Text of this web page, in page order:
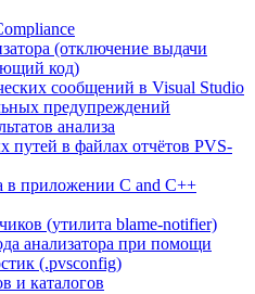
(отключение выдачи
код)
сообщений в Visual Studio
предупреждений
анализа
путей в файлах отчётов PVS-
в приложении C and C++
(утилита blame-notifier)
анализатора при помощи
(.pvsconfig)
и каталогов